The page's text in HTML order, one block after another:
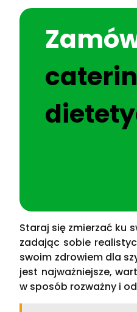
Staraj się zmierzać ku
zadając sobie
swoim zdrowiem dla
jest najważniejsze,
w sposób rozważny i